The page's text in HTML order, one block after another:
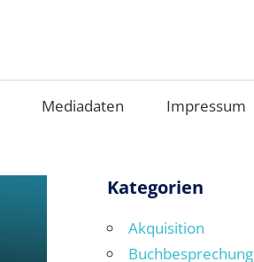
Mediadaten Impressum
Kategorien
Akquisition
Buchbesprechung